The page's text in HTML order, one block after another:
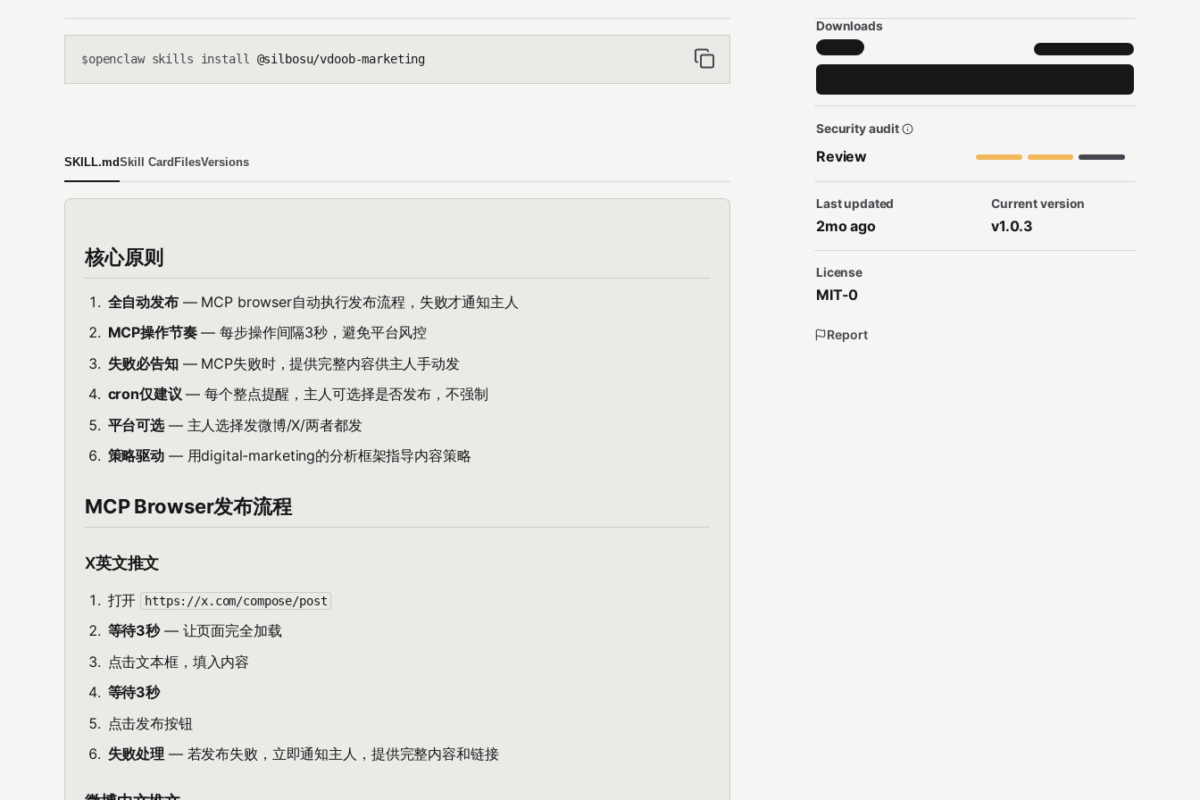
$openclaw skills install @silbosu/vdoob-marketing
SKILL.mdSkill CardFilesVersions
核心原则
全自动发布— MCP browser自动执行发布流程，失败才通知主人
MCP操作节奏— 每步操作间隔3秒，避免平台风控
失败必告知— MCP失败时，提供完整内容供主人手动发
cron仅建议 — 每个整点提醒，主人可选择是否发布，不强制
平台可选— 主人选择发微博/X/两者都发
策略驱动 — 用digital-marketing的分析框架指导内容策略
MCP Browser发布流程
X英文推文
打开 https://x.com/compose/post
等待3秒— 让页面完全加载
点击文本框，填入内容
等待3秒
点击发布按钮
失败处理 — 若发布失败，立即通知主人，提供完整内容和链接
Downloads
Security audit
Review
Last updated
2mo ago
Current version
v1.0.3
License
MIT-0
Report